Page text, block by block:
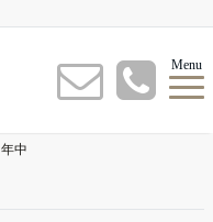
Menu
年中